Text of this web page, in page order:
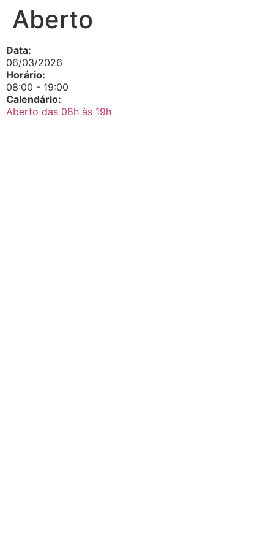
Aberto
Data:
06/03/2026
Horário:
08:00 - 19:00
Calendário:
Aberto das 08h às 19h